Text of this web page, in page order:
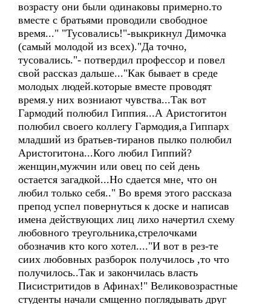
возрасту они были одинаковы примерно.то
вместе с братьями проводили свободное
время..." "Тусовались!"-выкрикнул Димочка
(самый молодой из всех)."Да точно,
тусовались."- потвердил профессор и повел
свой рассказ дальше..."Как бывает в среде
молодых людей.которые вместе проводят
время.у них возниают чувства...Так вот
Гармодий полюбил Гиппия...А Аристогитон
полюбил своего коллегу Гармодия,а Гиппарх
младший из братьев-тиранов пылко полюбил
Аристогитона...Кого любил Гиппий?
женщин,мужчин или овец по сей день
остается загадкой...Но сдается мне, что он
любил только себя.." Во время этого рассказа
препод успел повернуться к доске и написав
имена действующих лиц лихо начертил схему
любовного треугольника,стрелочками
обозначив кто кого хотел...."И вот в рез-те
сиих любовных разборок получилось ,то что
получилось..Так и закончилась власть
Писистритидов в Афинах!" Великовозрастные
студенты начали смщенно поглядывать друг